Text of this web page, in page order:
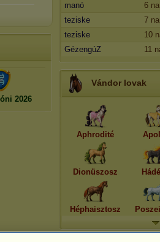
2026
manó
6
teziske
7
teziske
10
GézengúZ
11
Vándor lovak
Aphrodité
Dionüszosz
Héphaisztosz